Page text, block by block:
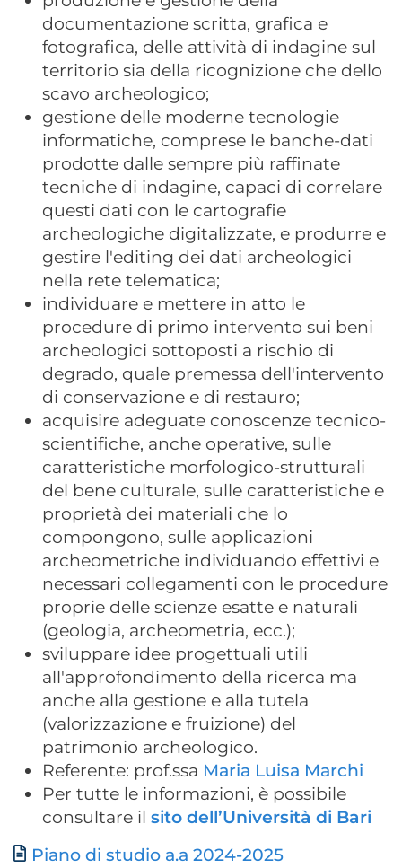
documentazione scritta, grafica e
fotografica, delle attività di indagine sul
territorio sia della ricognizione che dello
scavo archeologico;
gestione delle moderne tecnologie
informatiche, comprese le banche-dati
prodotte dalle sempre più raffinate
tecniche di indagine, capaci di correlare
questi dati con le cartografie
archeologiche digitalizzate, e produrre e
gestire l'editing dei dati archeologici
nella rete telematica;
individuare e mettere in atto le
procedure di primo intervento sui beni
archeologici sottoposti a rischio di
degrado, quale premessa dell'intervento
di conservazione e di restauro;
acquisire adeguate conoscenze tecnico-
scientifiche, anche operative, sulle
caratteristiche morfologico-strutturali
del bene culturale, sulle caratteristiche e
proprietà dei materiali che lo
compongono, sulle applicazioni
archeometriche individuando effettivi e
necessari collegamenti con le procedure
proprie delle scienze esatte e naturali
(geologia, archeometria, ecc.);
sviluppare idee progettuali utili
all'approfondimento della ricerca ma
anche alla gestione e alla tutela
(valorizzazione e fruizione) del
patrimonio archeologico.
Referente: prof.ssa Maria Luisa Marchi
Per tutte le informazioni, è possibile
consultare il sito dell’Università di Bari
Document
Piano di studio a.a 2024-2025